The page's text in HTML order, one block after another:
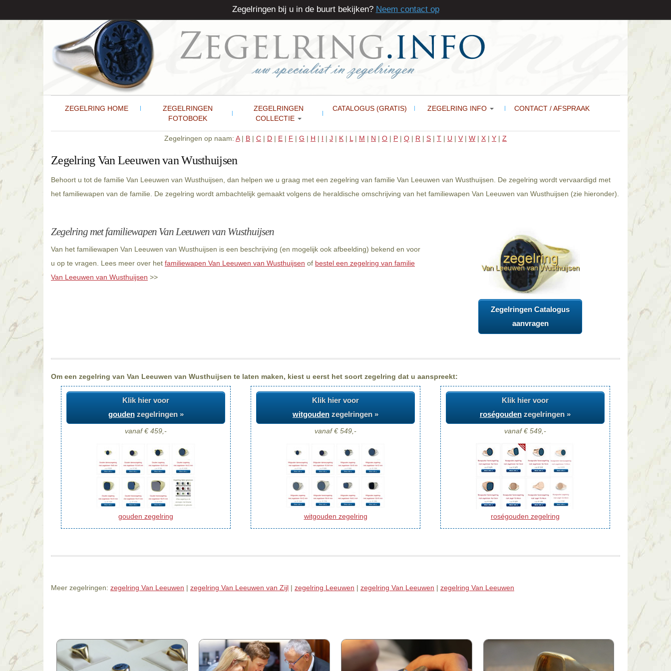
ZEGELRING HOME
ZEGELRINGEN
FOTOBOEK
ZEGELRINGEN
COLLECTIE
CATALOGUS (GRATIS) ZEGELRING INFO CONTACT / AFSPRAAK
Zegelringen op naam: A| B | C | D | E | F | G | H | I | J | K | L | M | N | O | P | Q | R | S | T | U | V | W | X | Y | Z
Zegelring Van Leeuwen van Wusthuijsen
Behoort u tot de familie Van Leeuwen van Wusthuijsen, dan helpen we u graag met een zegelring van familie Van Leeuwen van Wusthuijsen. De zegelring wordt vervaardigd met
het familiewapen van de familie. De zegelring wordt ambachtelijk gemaakt volgens de heraldische omschrijving van het familiewapen Van Leeuwen van Wusthuijsen (zie hieronder).
Zegelring met familiewapen Van Leeuwen van Wusthuijsen
Van het familiewapen Van Leeuwen van Wusthuijsen is een beschrijving (en mogelijk ook afbeelding) bekend en voor
u op te vragen. Lees meer over het familiewapen Van Leeuwen van Wusthuijsen of bestel een zegelring van familie
Van Leeuwen van Wusthuijsen >>
Zegelringen Catalogus
aanvragen
Om een zegelring van Van Leeuwen van Wusthuijsen te laten maken, kiest u eerst het soort zegelring dat u aanspreekt:
Klik hier voor
goudenzegelringen »
vanaf € 459,-
gouden zegelring
Klik hier voor
witgouden zegelringen »
vanaf € 549,-
witgouden zegelring
Klik hier voor
roségouden zegelringen »
vanaf € 549,-
roségouden zegelring
Meer zegelringen: zegelring Van Leeuwen | zegelring Van Leeuwen van Zijl | zegelring Leeuwen | zegelring Van Leeuwen | zegelring Van Leeuwen
Zegelringen bij u in de buurt bekijken? Neem contact op